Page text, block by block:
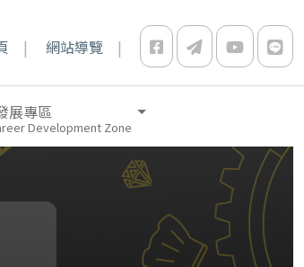
網站導覽
展專區
Development Zone